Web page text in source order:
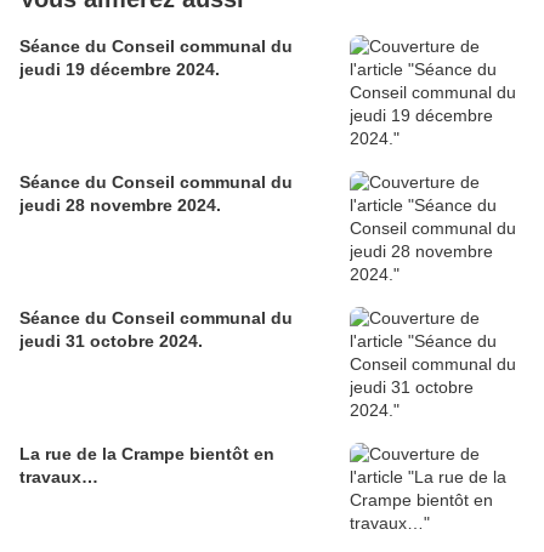
Séance du Conseil communal du
jeudi 19 décembre 2024.
Séance du Conseil communal du
jeudi 28 novembre 2024.
Séance du Conseil communal du
jeudi 31 octobre 2024.
La rue de la Crampe bientôt en
travaux…